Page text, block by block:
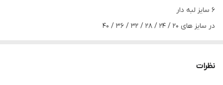
۶ سایز لبه دار
در سایز های ۲۰ / ۲۴ / ۲۸ / ۳۲ / ۳۶ / ۴۰
نظرات